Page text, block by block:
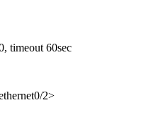
timeout 60sec
2>